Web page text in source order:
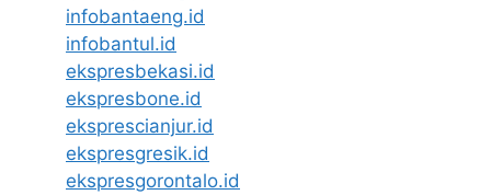
infobantaeng.id
infobantul.id
ekspresbekasi.id
ekspresbone.id
eksprescianjur.id
ekspresgresik.id
ekspresgorontalo.id